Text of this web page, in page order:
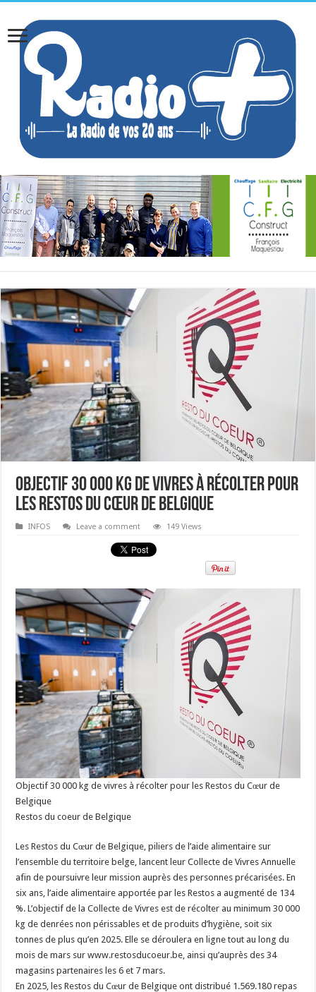
Objectif 30 000 kg de vivres à récolter pour
les Restos du Cœur de Belgique
INFOS Leave a comment 149 Views
Objectif 30 000 kg de vivres à récolter pour les Restos du Cœur de
Belgique
Restos du coeur de Belgique
Les Restos du Cœur de Belgique, piliers de l’aide alimentaire sur
l’ensemble du territoire belge, lancent leur Collecte de Vivres Annuelle
afin de poursuivre leur mission auprès des personnes précarisées. En
six ans, l’aide alimentaire apportée par les Restos a augmenté de 134
%. L’objectif de la Collecte de Vivres est de récolter au minimum 30 000
kg de denrées non périssables et de produits d’hygiène, soit six
tonnes de plus qu’en 2025. Elle se déroulera en ligne tout au long du
mois de mars sur www.restosducoeur.be, ainsi qu’auprès des 34
magasins partenaires les 6 et 7 mars.
En 2025, les Restos du Cœur de Belgique ont distribué 1.569.180 repas